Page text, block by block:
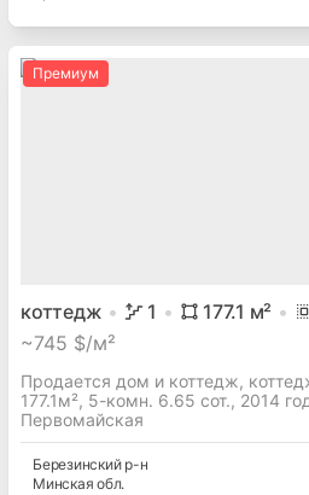
Премиум
коттедж 1 177.1 м²
~745 $/м²
Продается дом и коттедж,
177.1м², 5-комн. 6.65 сот., 2014
Первомайская
Березинскийр-н
Минская обл.